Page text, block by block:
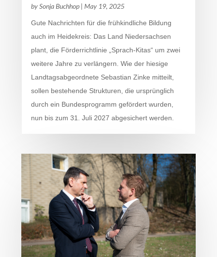
bySonja Buchhop| May 19, 2025
Gute Nachrichten für die frühkindliche Bildung
auch im Heidekreis: Das Land Niedersachsen
plant, die Förderrichtlinie „Sprach-Kitas“ um zwei
weitere Jahre zu verlängern. Wie der hiesige
Landtagsabgeordnete Sebastian Zinke mitteilt,
sollen bestehende Strukturen, die ursprünglich
durch ein Bundesprogramm gefördert wurden,
nun bis zum 31. Juli 2027 abgesichert werden.